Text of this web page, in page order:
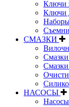
Ключи
Ключи
СМАЗКИ
НАСОСЫ